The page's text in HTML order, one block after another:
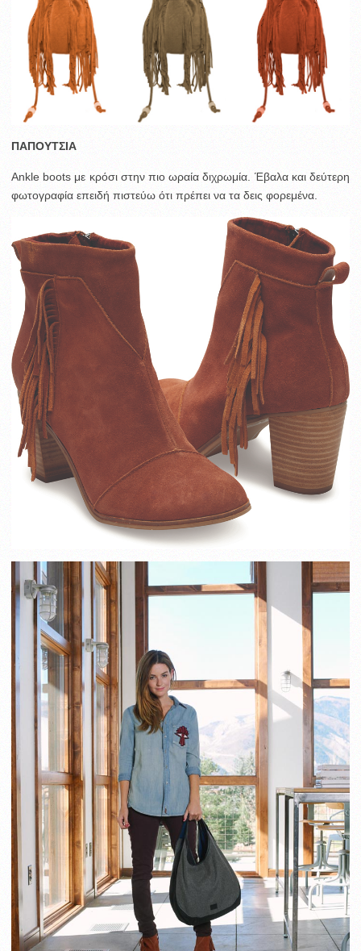
ΠΑΠΟΥΤΣΙΑ
Ankle boots με κρόσι στην πιο ωραία διχρωμία. Έβαλα και δεύτερη
φωτογραφία επειδή πιστεύω ότι πρέπει να τα δεις φορεμένα.